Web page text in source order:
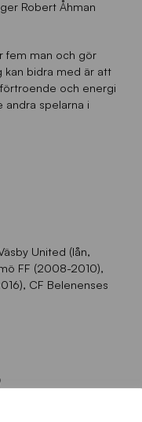
Robert Åhman
fem man och gör
kan bidra med är att
och energi
andra spelarna i
United (lån,
FF (2008-2010),
CF Belenenses